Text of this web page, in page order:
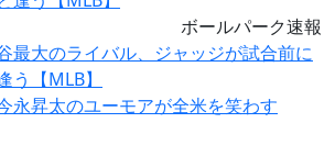
ボールパーク速報
最大のライバル、ジャッジが試合前に
う【MLB】